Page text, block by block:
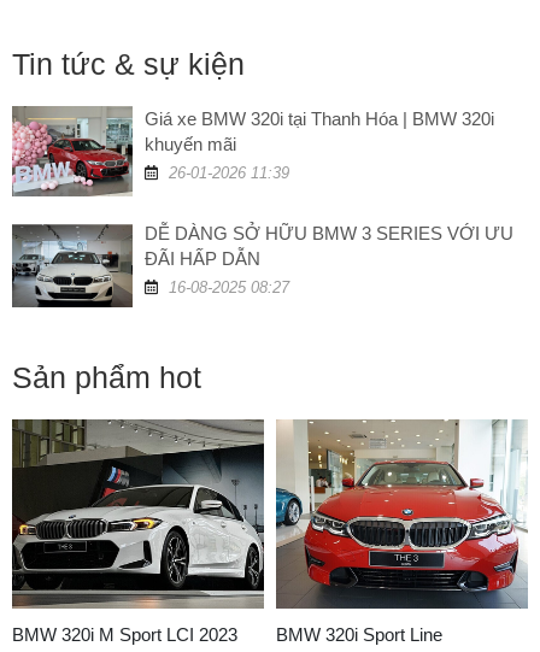
Tin tức & sự kiện
Giá xe BMW 320i tại Thanh Hóa | BMW 320i
khuyến mãi
26-01-2026 11:39
DỄ DÀNG SỞ HỮU BMW 3 SERIES VỚI ƯU
ĐÃI HẤP DẪN
16-08-2025 08:27
Sản phẩm hot
BMW 320i M Sport LCI 2023 BMW 320i Sport Line